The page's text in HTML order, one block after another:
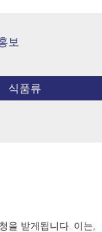
보
식품류
을 받게됩니다. 이는,